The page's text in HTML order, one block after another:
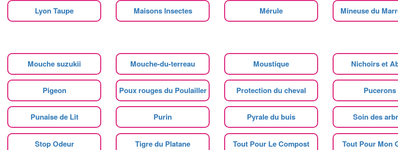
Lyon Taupe Maisons Insectes Mérule Mineuse du
Mouche suzukii Mouche-du-terreau Moustique Nichoirs et
Pigeon Poux rouges du Poulailler Protection du cheval Pucerons
Punaise de Lit Purin Pyrale du buis Soin des
Stop Odeur Tigre du Platane Tout Pour Le Compost Tout Pour Mon